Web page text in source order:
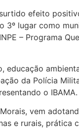
efeito
3º lugar como
– Programa
educação
da Polícia
o IBAMA.
vem
e rurais, prática